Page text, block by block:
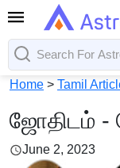
Home > Tamil
ஜோதிடம்
June 2, 2023